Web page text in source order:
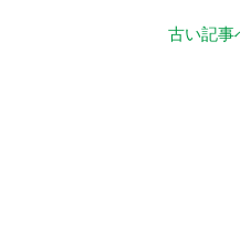
古い記事